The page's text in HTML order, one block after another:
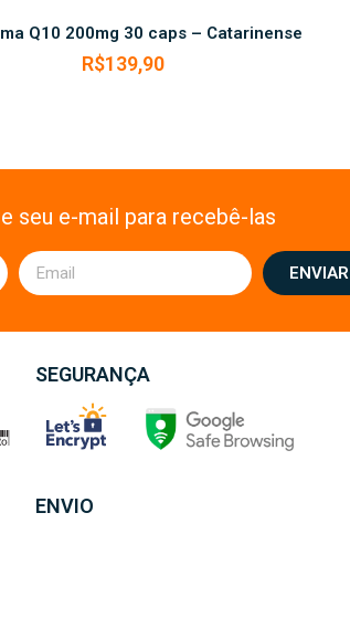
Q10 200mg 30 caps – Catarinense
R$139,90
seu e-mail para recebê-las
ENVIAR
SEGURANÇA
ENVIO